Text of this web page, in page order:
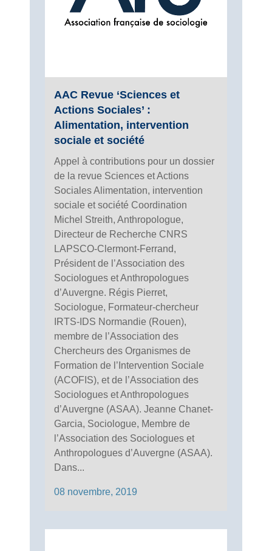
AAC Revue ‘Sciences et
Actions Sociales’ :
Alimentation, intervention
sociale et société
Appel à contributions pour un dossier
de la revue Sciences et Actions
Sociales Alimentation, intervention
sociale et société Coordination
Michel Streith, Anthropologue,
Directeur de Recherche CNRS
LAPSCO-Clermont-Ferrand,
Président de l’Association des
Sociologues et Anthropologues
d’Auvergne. Régis Pierret,
Sociologue, Formateur-chercheur
IRTS-IDS Normandie (Rouen),
membre de l’Association des
Chercheurs des Organismes de
Formation de l’Intervention Sociale
(ACOFIS), et de l’Association des
Sociologues et Anthropologues
d’Auvergne (ASAA). Jeanne Chanet-
Garcia, Sociologue, Membre de
l’Association des Sociologues et
Anthropologues d’Auvergne (ASAA).
Dans...
08 novembre, 2019